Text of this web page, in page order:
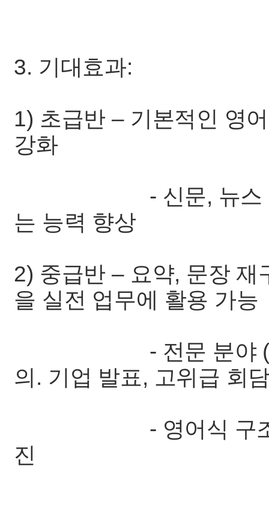
3. 기대효과:
1) 초급반 – 기본적인 영
강화
- 신문, 뉴스 등의
는 능력 향상
2) 중급반 – 요약, 문장 재
을 실전 업무에 활용 가능
- 전문 분야 (IT, 경
의. 기업 발표, 고위급 회
- 영어식 구조와 표
진